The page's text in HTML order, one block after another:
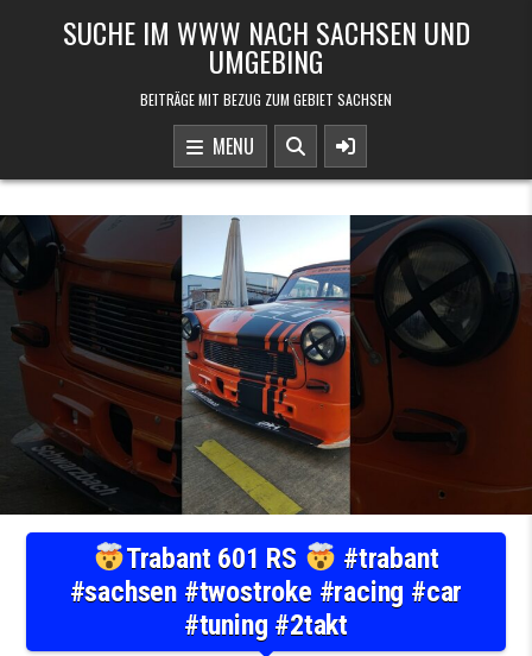
SUCHE IM WWW NACH SACHSEN UND
UMGEBING
BEITRÄGE MIT BEZUG ZUM GEBIET SACHSEN
MENU
Trabant 601 RS
#trabant
#sachsen #twostroke #racing #car
#tuning #2takt